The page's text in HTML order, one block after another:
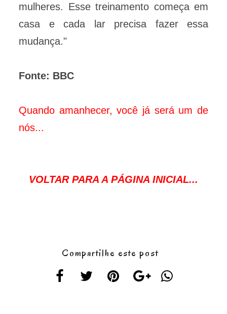
mulheres. Esse treinamento começa em
casa e cada lar precisa fazer essa
mudança."
Fonte: BBC
Quando amanhecer, você já será um de
nós...
VOLTAR PARA A PÁGINA INICIAL...
Compartilhe este post